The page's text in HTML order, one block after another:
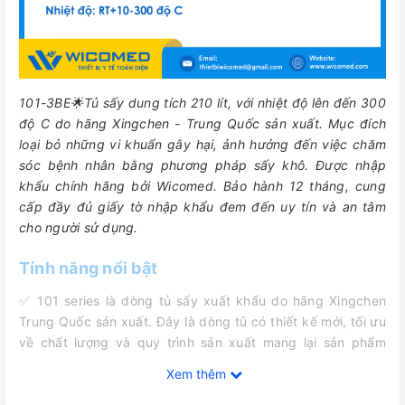
101-3BE🌟Tủ sấy dung tích 210 lít, với nhiệt độ lên đến 300
độ C do hãng Xingchen - Trung Quốc sản xuất. Mục đích
loại bỏ những vi khuẩn gây hại, ảnh hưởng đến việc chăm
sóc bệnh nhân bằng phương pháp sấy khô.
Được nhập
khẩu chính hãng bởi Wicomed. Bảo hành 12 tháng, cung
cấp đầy đủ giấy tờ nhập khẩu đem đến uy tín và an tâm
cho người sử dụng.
Tính năng nổi bật
✅ 101 series là dòng tủ sấy xuất khẩu do hãng Xingchen
Trung Quốc sản xuất. Đây là dòng tủ có thiết kế mới, tối ưu
về chất lượng và quy trình sản xuất mang lại sản phẩm
Xem thêm